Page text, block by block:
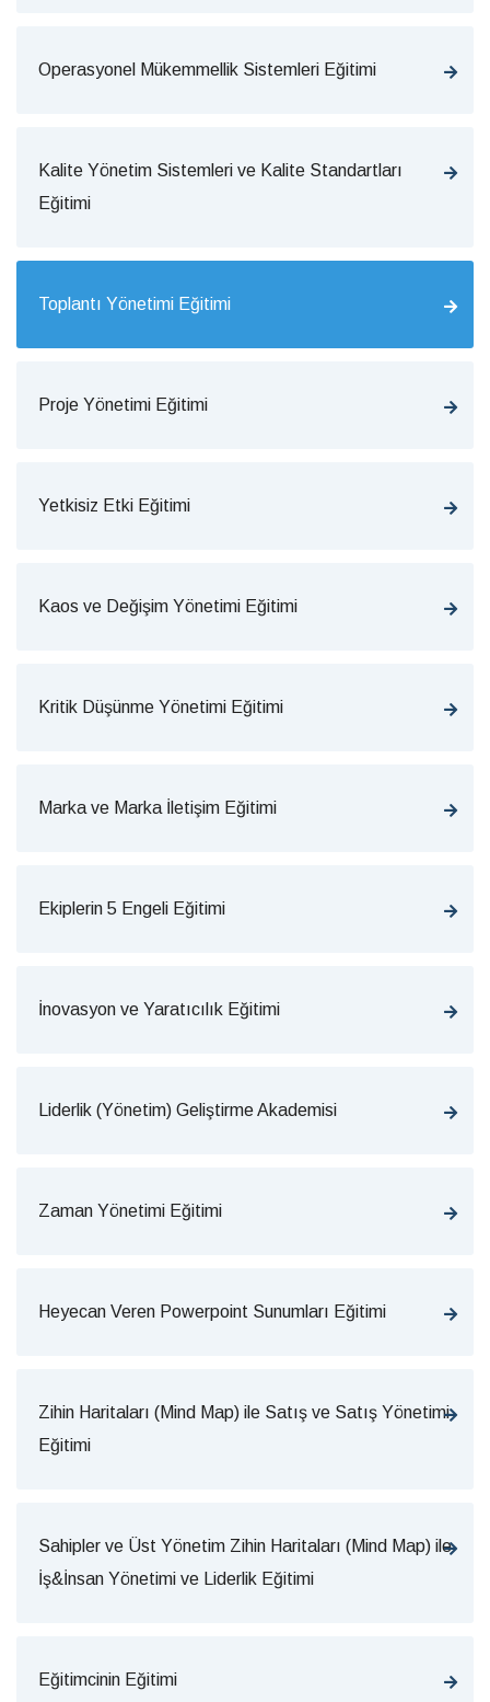
Operasyonel Mükemmellik Sistemleri Eğitimi
Kalite Yönetim Sistemleri ve Kalite Standartları
Eğitimi
Toplantı Yönetimi Eğitimi
Proje Yönetimi Eğitimi
Yetkisiz Etki Eğitimi
Kaos ve Değişim Yönetimi Eğitimi
Kritik Düşünme Yönetimi Eğitimi
Marka ve Marka İletişim Eğitimi
Ekiplerin 5 Engeli Eğitimi
İnovasyon ve Yaratıcılık Eğitimi
Liderlik (Yönetim) Geliştirme Akademisi
Zaman Yönetimi Eğitimi
Heyecan Veren Powerpoint Sunumları Eğitimi
Zihin Haritaları (Mind Map) ile Satış ve Satış Yönetimi
Eğitimi
Sahipler ve Üst Yönetim Zihin Haritaları (Mind Map) ile
İş&İnsan Yönetimi ve Liderlik Eğitimi
Eğitimcinin Eğitimi